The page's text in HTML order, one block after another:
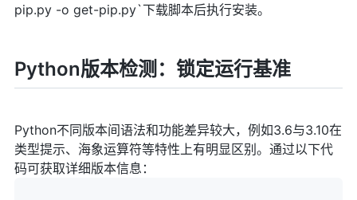
pip.py -o get-pip.py`下载脚本后执行安装。
Python版本检测：锁定运行基准
Python不同版本间语法和功能差异较大，例如3.6与3.10在
类型提示、海象运算符等特性上有明显区别。通过以下代
码可获取详细版本信息：